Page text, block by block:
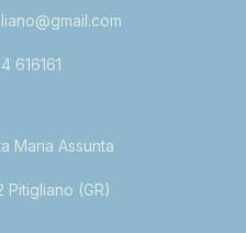
616161
Maria Assunta
Pitigliano (GR)